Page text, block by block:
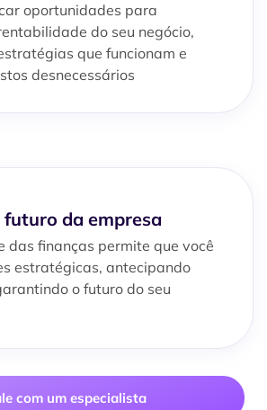
oportunidades para
do seu negócio,
que funcionam e
desnecessários
futuro da empresa
das finanças permite que você
estratégicas, antecipando
o futuro do seu
com um especialista